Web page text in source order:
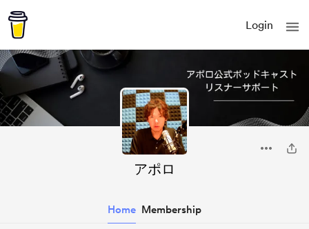
Login
アポロ
Home Membership